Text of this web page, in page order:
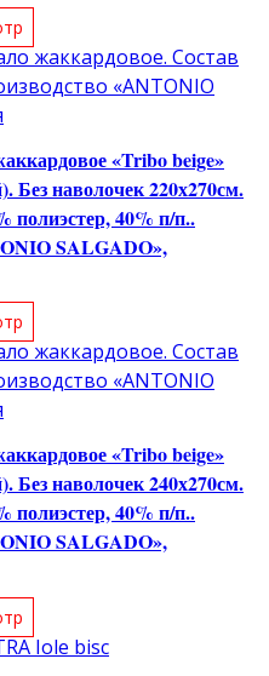
«Tribo beige»
наволочек 220х270см.
полиэстер, 40% п/п..
SALGADO»,
«Tribo beige»
наволочек 240х270см.
полиэстер, 40% п/п..
SALGADO»,